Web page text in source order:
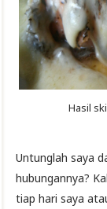
Hasil
Untunglah saya
hubungannya?
tiap hari saya